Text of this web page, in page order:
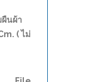
นผ้า
( ไม่